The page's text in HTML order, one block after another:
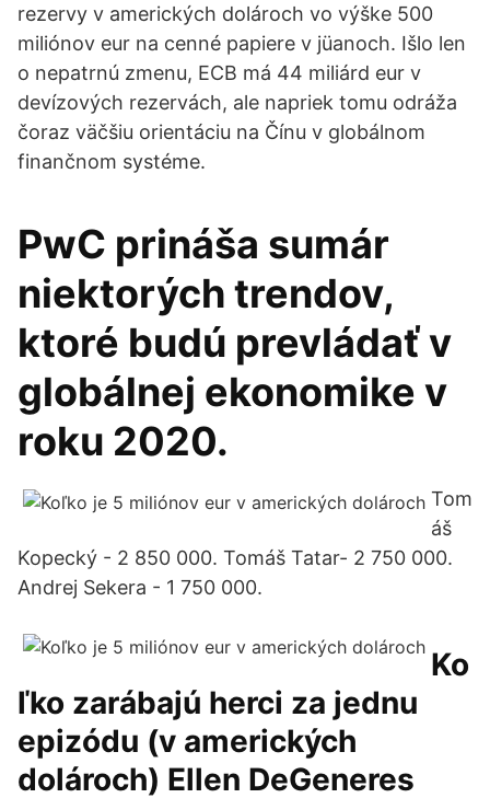
rezervy v amerických dolároch vo výške 500
miliónov eur na cenné papiere v jüanoch. Išlo len
o nepatrnú zmenu, ECB má 44 miliárd eur v
devízových rezervách, ale napriek tomu odráža
čoraz väčšiu orientáciu na Čínu v globálnom
finančnom systéme.
PwC prináša sumár
niektorých trendov,
ktoré budú prevládať v
globálnej ekonomike v
roku 2020.
Tom
áš
Kopecký - 2 850 000. Tomáš Tatar- 2 750 000.
Andrej Sekera - 1 750 000.
Ko
ľko zarábajú herci za jednu
epizódu (v amerických
dolároch) Ellen DeGeneres